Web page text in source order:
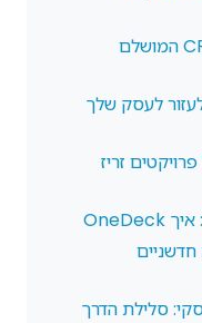
זריז
מהפכה בתעשיית הניהול העסקי: איך OneDeck
סלילת הדרך